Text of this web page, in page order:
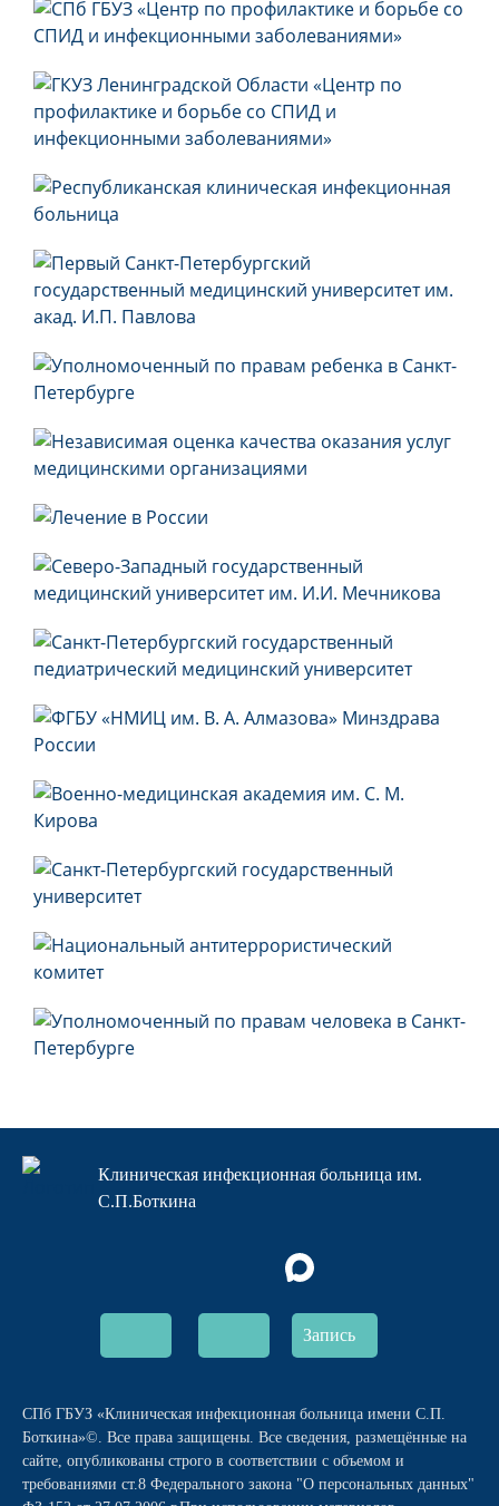
Клиническая инфекционная больница им.
С.П.Боткина
Запись
СПб ГБУЗ «Клиническая инфекционная больница имени С.П.
Боткина»©. Все права защищены. Все сведения, размещённые на
сайте, опубликованы строго в соответствии с объемом и
требованиями ст.8 Федерального закона "О персональных данных"